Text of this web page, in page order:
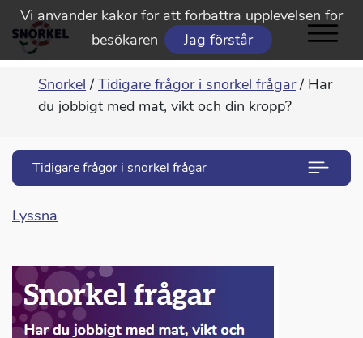
Vi använder kakor för att förbättra upplevelsen för
besökaren
Jag förstår
Snorkel / Tidigare frågor i snorkel frågar /Har
du jobbigt med mat, vikt och din kropp?
Tidigare frågor i snorkel frågar
Lyssna